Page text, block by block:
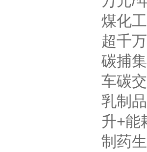
煤化
超千
碳捕
车碳
乳制
升+能
制药